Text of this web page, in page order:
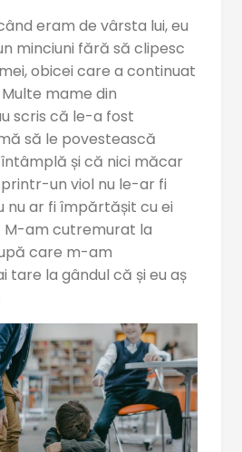
eram de vârsta lui, eu
minciuni fără să clipesc
obicei care a continuat
mame din
scris că le-a fost
să le povestească
și că nici măcar
un viol nu le-ar fi
nu ar fi împărtășit cu ei
am cutremurat la
care m-am
tare la gândul că și eu aș